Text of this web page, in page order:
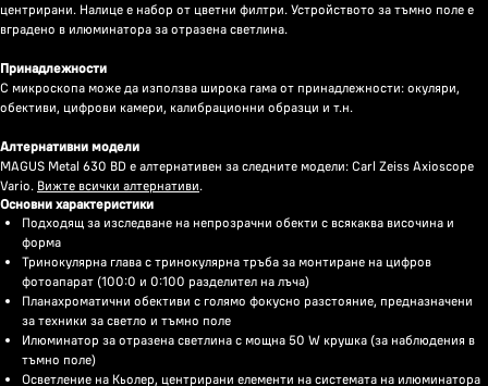
центрирани. Налице е набор от цветни филтри. Устройството за тъмно поле е
вградено в илюминатора за отразена светлина.
Принадлежности
С микроскопа може да използва широка гама от принадлежности: окуляри,
обективи, цифрови камери, калибрационни образци и т.н.
Алтернативни модели
MAGUS Metal 630 BD е алтернативен за следните модели: Carl Zeiss Axioscope
Vario. Вижте всички алтернативи.
Основни характеристики
Подходящ за изследване на непрозрачни обекти с всякаква височина и
форма
Тринокулярна глава с тринокулярна тръба за монтиране на цифров
фотоапарат (100:0 и 0:100 разделител на лъча)
Планахроматични обективи с голямо фокусно разстояние, предназначени
за техники за светло и тъмно поле
Илюминатор за отразена светлина с мощна 50 W крушка (за наблюдения в
тъмно поле)
Осветление на Кьолер, центрирани елементи на системата на илюминатора